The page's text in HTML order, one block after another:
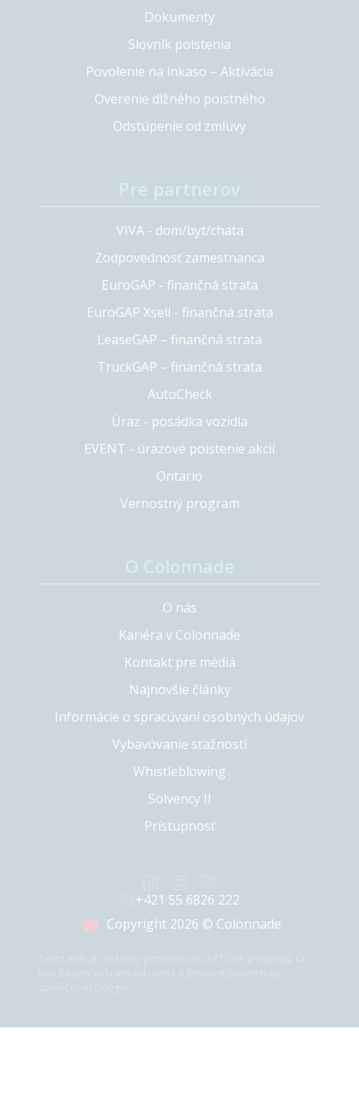
Dokumenty
Slovník poistenia
Povolenie na inkaso – Aktivácia
Overenie dlžného poistného
Odstúpenie od zmluvy
VIVA - dom/byt/chata
Zodpovednosť zamestnanca
EuroGAP - finančná strata
EuroGAP Xsell - finančná strata
LeaseGAP – finančná strata
TruckGAP – finančná strata
AutoCheck
Úraz - posádka vozidla
EVENT - úrazové poistenie akcií
Ontario
Vernostný program
O nás
Kariéra v Colonnade
Kontakt pre médiá
Najnovšie články
Informácie o spracúvaní osobných údajov
Vybavovanie sťažností
Whistleblowing
Solvency II
Prístupnosť
Copyright 2026 © Colonnade
+421 55 6826 222
Tento web je chránený pomocou reCAPTCHA a vzťahujú sa
naň Zásady ochrany súkromia
Zmluvné podmienky
spoločnosti Google.